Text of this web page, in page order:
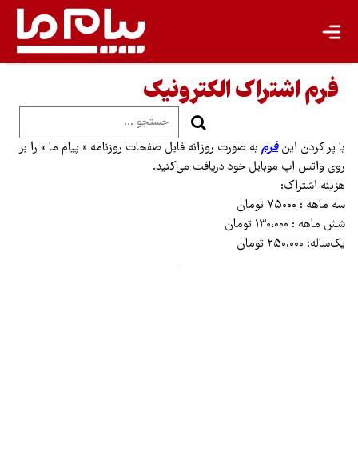
گردشگری پایدار
معیشت پایدار
مسئولیت اجتماعی شرکت‌ها
بیشتر
فرم اشتراک الکترونیک
با پر کردن اینفرم به صورت روزانه فایل صفحات روزنامه « پیام‌ ما » را بر
روی واتس اپ موبایل خود دریافت می‌کنید.
هزینه اشتراک:
سه ماهه : ۷۵۰۰۰ تومان
شش ماهه : ۱۳۰،۰۰۰ تومان
یک‌ساله: ۲۵۰،۰۰۰ تومان